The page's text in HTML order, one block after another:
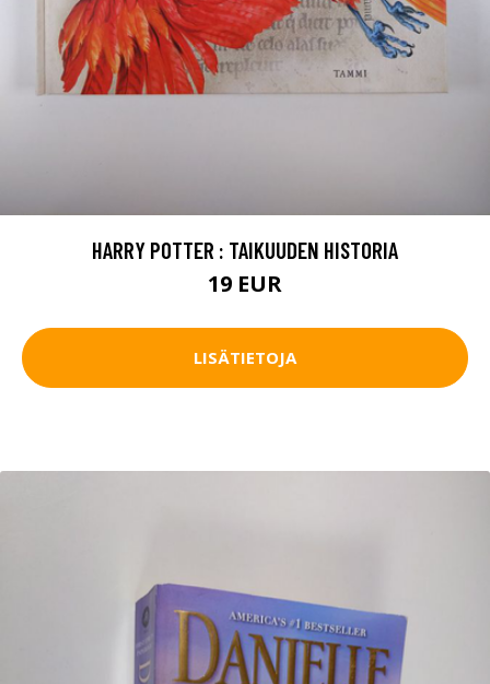
HARRY POTTER : TAIKUUDEN HISTORIA
19 EUR
LISÄTIETOJA